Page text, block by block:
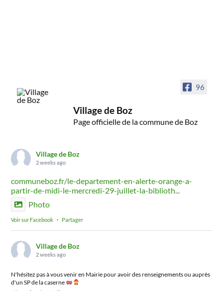
96
Village de Boz
Page officielle de la commune de Boz
Village de Boz
2 weeks ago
communeboz.fr/le-departement-en-alerte-orange-a-
partir-de-midi-le-mercredi-29-juillet-la-biblioth...
Photo
Voir sur Facebook · Partager
Village de Boz
2 weeks ago
N'hésitez pas à vous venir en Mairie pour avoir des renseignements ou auprès
d'un SP de la caserne